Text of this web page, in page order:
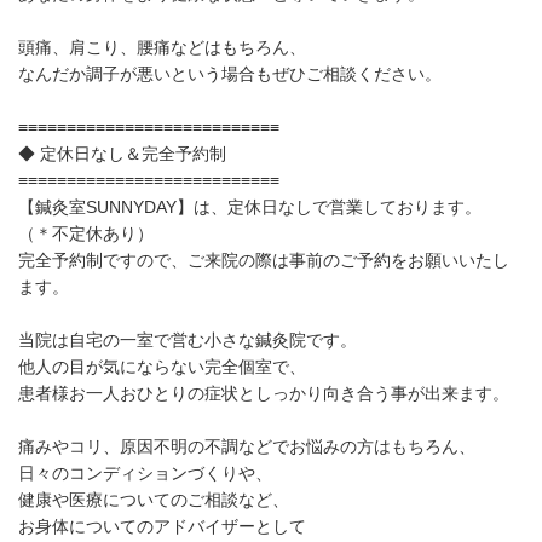
頭痛、肩こり、腰痛などはもちろん、
なんだか調子が悪いという場合もぜひご相談ください。
≡≡≡≡≡≡≡≡≡≡≡≡≡≡≡≡≡≡≡≡≡≡≡≡≡≡≡
◆ 定休日なし＆完全予約制
≡≡≡≡≡≡≡≡≡≡≡≡≡≡≡≡≡≡≡≡≡≡≡≡≡≡≡
【鍼灸室SUNNYDAY】は、定休日なしで営業しております。
（＊不定休あり）
完全予約制ですので、ご来院の際は事前のご予約をお願いいたし
ます。
当院は自宅の一室で営む小さな鍼灸院です。
他人の目が気にならない完全個室で、
患者様お一人おひとりの症状としっかり向き合う事が出来ます。
痛みやコリ、原因不明の不調などでお悩みの方はもちろん、
日々のコンディションづくりや、
健康や医療についてのご相談など、
お身体についてのアドバイザーとして